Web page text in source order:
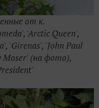
от к.
'Arctic Queen',
'Girenas', 'John Paul
Moser' (на фото),